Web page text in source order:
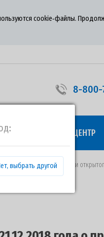
cookie‑файлы.
выбрать другой
8-800-
ПРЕСС-ЦЕНТР
года о проведении